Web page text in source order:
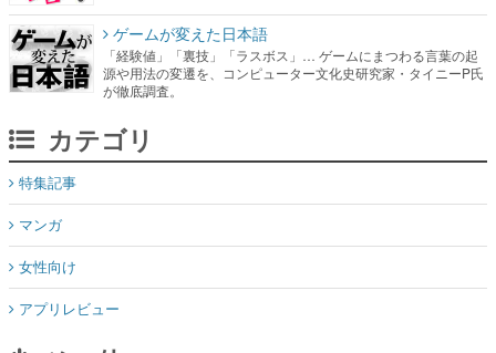
ゲームが変えた日本語
「経験値」「裏技」「ラスボス」… ゲームにまつわる言葉の起
源や用法の変遷を、コンピューター文化史研究家・タイニーP氏
が徹底調査。
カテゴリ
特集記事
マンガ
女性向け
アプリレビュー